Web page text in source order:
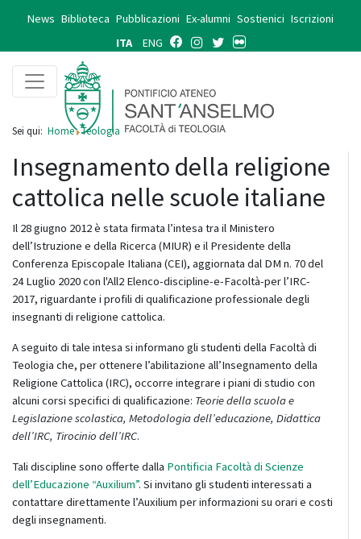
News Biblioteca Pubblicazioni Ex-alumni Sostienici Iscrizioni
ITA
ENG
Sei qui: Home Teologia
Insegnamento della religione
cattolica nelle scuole italiane
Il 28 giugno 2012 è stata firmata l’intesa tra il Ministero
dell’Istruzione e della Ricerca (MIUR) e il Presidente della
Conferenza Episcopale Italiana (CEI), aggiornata dal DM n. 70 del
24 Luglio 2020 con l'All2 Elenco-discipline-e-Facoltà-per l’IRC-
2017, riguardante i profili di qualificazione professionale degli
insegnanti di religione cattolica.
A seguito di tale intesa si informano gli studenti della Facoltà di
Teologia che, per ottenere l’abilitazione all’Insegnamento della
Religione Cattolica (IRC), occorre integrare i piani di studio con
alcuni corsi specifici di qualificazione: Teorie della scuola e
Legislazione scolastica, Metodologia dell’educazione, Didattica
dell’IRC, Tirocinio dell’IRC.
Tali discipline sono offerte dalla Pontificia Facoltà di Scienze
dell’Educazione “Auxilium”. Si invitano gli studenti interessati a
contattare direttamente l’Auxilium per informazioni su orari e costi
degli insegnamenti.